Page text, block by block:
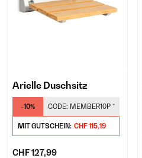
Arielle Duschsitz
-10% CODE: MEMBER10P *
MIT GUTSCHEIN: CHF 115,19
CHF 127,99